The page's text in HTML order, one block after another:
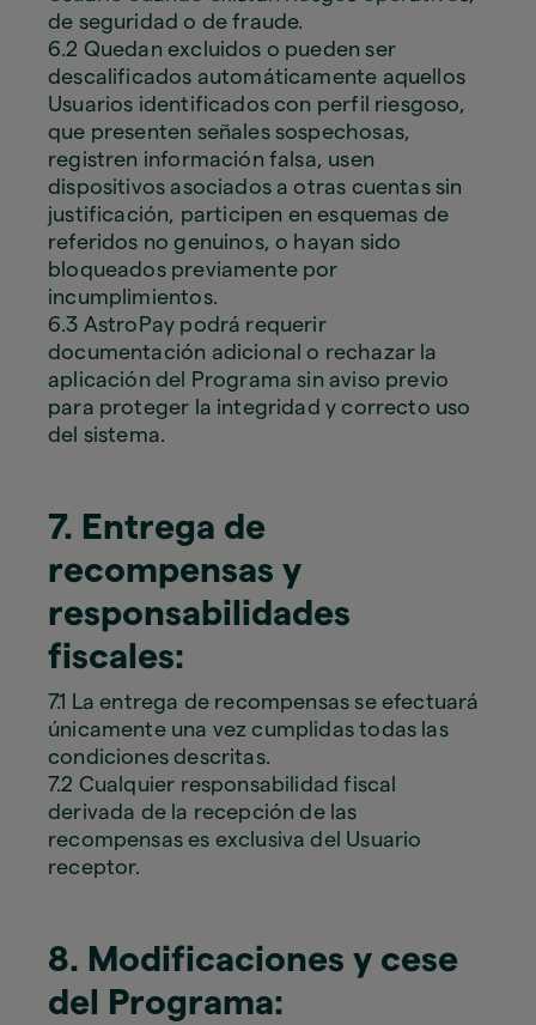
de seguridad o de fraude.
6.2 Quedan excluidos o pueden ser
descalificados automáticamente aquellos
Usuarios identificados con perfil riesgoso,
que presenten señales sospechosas,
registren información falsa, usen
dispositivos asociados a otras cuentas sin
justificación, participen en esquemas de
referidos no genuinos, o hayan sido
bloqueados previamente por
incumplimientos.
6.3 AstroPay podrá requerir
documentación adicional o rechazar la
aplicación del Programa sin aviso previo
para proteger la integridad y correcto uso
del sistema.
7. Entrega de
recompensas y
responsabilidades
fiscales:
7.1 La entrega de recompensas se efectuará
únicamente una vez cumplidas todas las
condiciones descritas.
7.2 Cualquier responsabilidad fiscal
derivada de la recepción de las
recompensas es exclusiva del Usuario
receptor.
8. Modificaciones y cese
del Programa: